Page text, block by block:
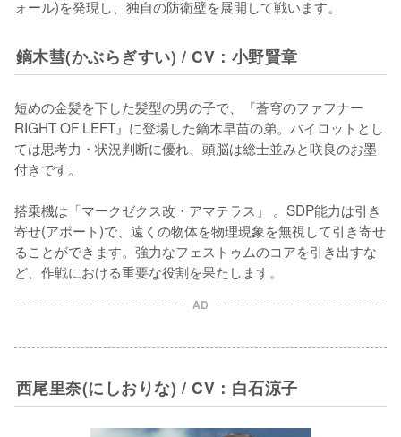
ォール)を発現し、独自の防衛壁を展開して戦います。
鏑木彗(かぶらぎすい) / CV：小野賢章
短めの金髪を下した髪型の男の子で、『蒼穹のファフナー
RIGHT OF LEFT』に登場した鏑木早苗の弟。パイロットとし
ては思考力・状況判断に優れ、頭脳は総士並みと咲良のお墨
付きです。
搭乗機は「マークゼクス改・アマテラス」 。SDP能力は引き
寄せ(アポート)で、遠くの物体を物理現象を無視して引き寄せ
ることができます。強力なフェストゥムのコアを引き出すな
ど、作戦における重要な役割を果たします。
AD
西尾里奈(にしおりな) / CV：白石涼子